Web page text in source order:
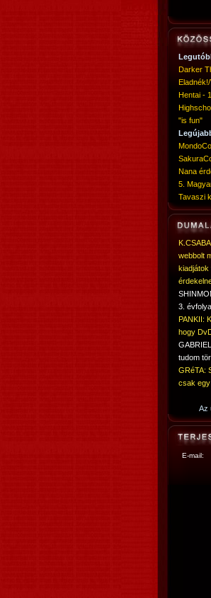
Darker
Hentai -
"is fun"
Nana
5.
Tavaszi
webbolt
kiadjátok
3.
PANKII:
hogy
tudom
GRéTA:
csak
Az
E-mail: